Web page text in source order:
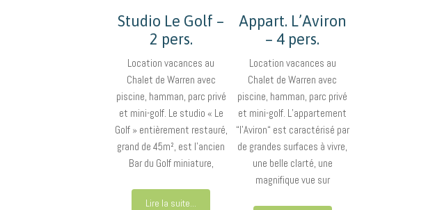
Studio Le Golf –
2 pers.
Location vacances au
Chalet de Warren avec
piscine, hamman, parc privé
et mini-golf. Le studio « Le
Golf » entièrement restauré,
grand de 45m², est l’ancien
Bar du Golf miniature,
Lire la suite...
Appart. L’Aviron
– 4 pers.
Location vacances au
Chalet de Warren avec
piscine, hamman, parc privé
et mini-golf. L’appartement
“l’Aviron“ est caractérisé par
de grandes surfaces à vivre,
une belle clarté, une
magnifique vue sur